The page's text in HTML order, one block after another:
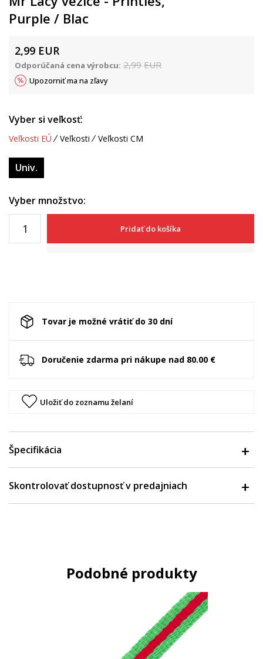
Purple / Blac
2,99 EUR
Odporúčaná cena výrobcu: 2,99 EUR
Upozorniť ma na zľavy
Vyber si veľkosť:
Veľkosti EÚ Veľkosti Veľkosti CM
Univ.
Vyber množstvo:
Pridať do košíka
Tovar je možné vrátiť do 30 dní
Doručenie zdarma pri nákupe nad 80.00 €
Uložiť do zoznamu želaní
Špecifikácia
Skontrolovať dostupnosť v predajniach
Podobné produkty